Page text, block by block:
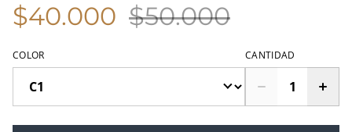
$40.000 $50.000
COLOR CANTIDAD